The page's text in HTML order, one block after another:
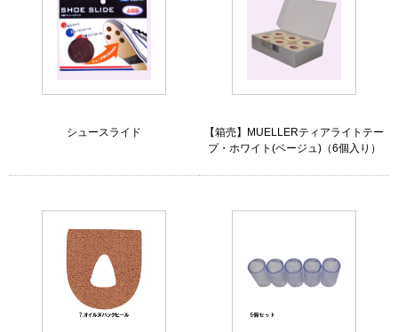
シュースライド
【箱売】MUELLERティアライトテー
プ・ホワイト(ベージュ)（6個入り）